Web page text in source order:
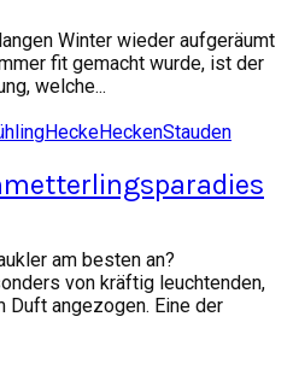
Winter wieder aufgeräumt
fit gemacht wurde, ist der
welche...
HeckeHeckenStauden
am besten an?
von kräftig leuchtenden,
Duft angezogen. Eine der